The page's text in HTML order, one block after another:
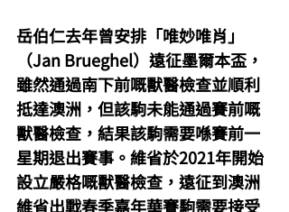
岳伯仁去年曾安排「唯妙唯肖」
（Jan Brueghel）遠征墨爾本盃，
雖然通過南下前嘅獸醫檢查並順利
抵達澳洲，但該駒未能通過賽前嘅
獸醫檢查，結果該駒需要喺賽前一
星期退出賽事。維省於2021年開始
設立嚴格嘅獸醫檢查，遠征到澳洲
維省出戰春季嘉年華賽駒需要接受